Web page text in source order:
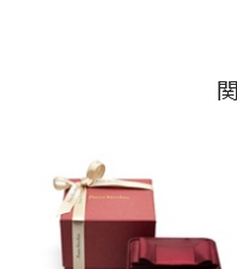
チェ
モ
カテゴリー
ネック
■お届け目安が「3営
例：金曜日17時ま
発送いたします。
ージの購入履歴一覧
ご注文状況が「注
ンセルを承ります。
メンバーシップ未
わせフォームよりご